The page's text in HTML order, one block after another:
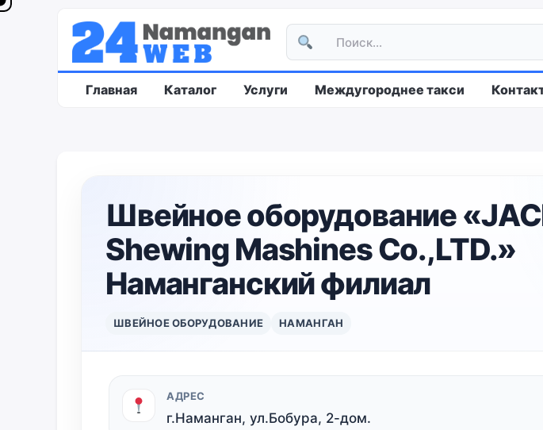
Главная Каталог Услуги Междугороднее такси
Швейное оборудование
Shewing Mashines Co.,LTD.»
Наманганский филиал
ШВЕЙНОЕ ОБОРУДОВАНИЕ НАМАНГАН
АДРЕС
г.Наманган, ул.Бобура, 2-дом.